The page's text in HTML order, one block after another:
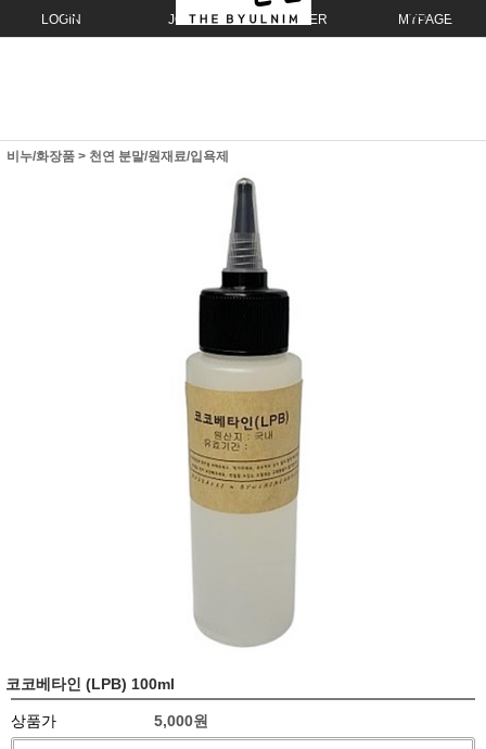
LOGIN JOIN ORDER MYPAGE
비누/화장품 > 천연 분말/원재료/입욕제
코코베타인 (LPB) 100ml
상품가 5,000원